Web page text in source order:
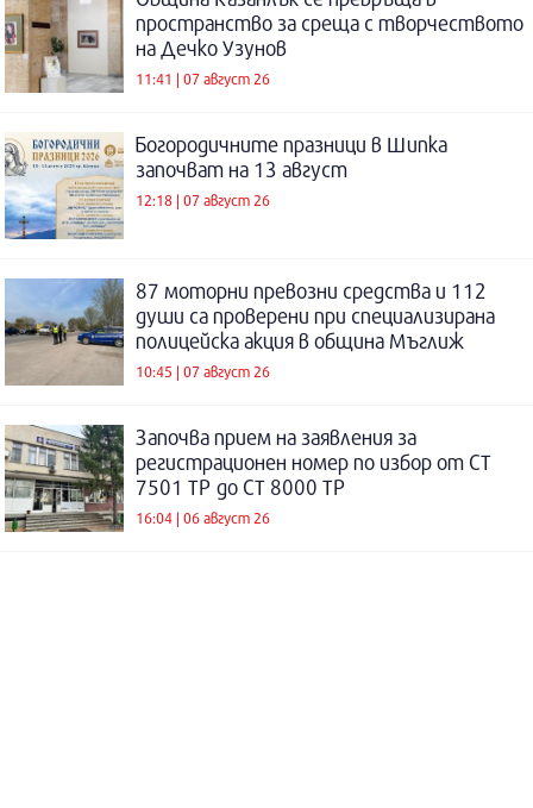
пространство за среща с творчеството
на Дечко Узунов
11:41 | 07 август 26
Богородичните празници в Шипка
започват на 13 август
12:18 | 07 август 26
87 моторни превозни средства и 112
души са проверени при специализирана
полицейска акция в община Мъглиж
10:45 | 07 август 26
Започва прием на заявления за
регистрационен номер по избор от СТ
7501 ТР до СТ 8000 ТР
16:04 | 06 август 26